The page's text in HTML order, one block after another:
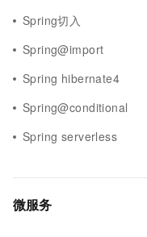
Spring切入
Spring@import
Spring hibernate4
Spring@conditional
Spring serverless
微服务